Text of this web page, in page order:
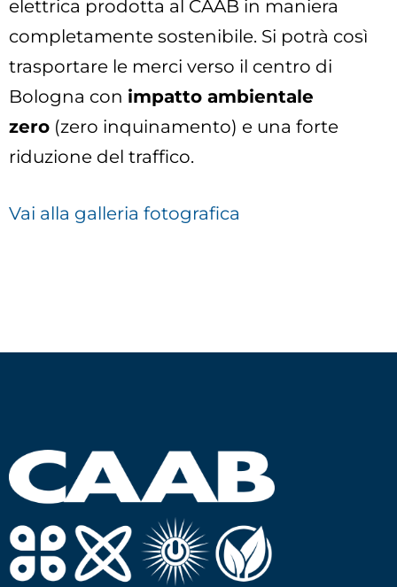
elettrica prodotta al CAAB in maniera
completamente sostenibile. Si potrà così
trasportare le merci verso il centro di
Bologna con impatto ambientale
zero (zero inquinamento) e una forte
riduzione del traffico.
Vai alla galleria fotografica